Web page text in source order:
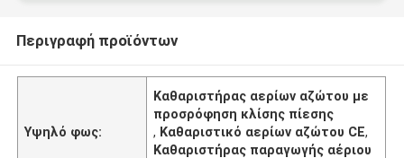
Περιγραφή προϊόντων
Υψηλό φως:
Καθαριστήρας αερίων αζώτου με
προσρόφηση κλίσης πίεσης
, Καθαριστικό αερίων αζώτου CE,
Καθαριστήρας παραγωγής αέριου